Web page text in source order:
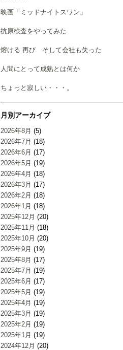
映画「ミッドナイトスワン」
抗原検査をやってみた
熔ける 再び そして会社も失った
人間にとって成熟とは何か
ちょっと寂しい・・・。
月別アーカイブ
2026年8月 (5)
2026年7月 (18)
2026年6月 (17)
2026年5月 (19)
2026年4月 (18)
2026年3月 (17)
2026年2月 (18)
2026年1月 (18)
2025年12月 (20)
2025年11月 (18)
2025年10月 (20)
2025年9月 (19)
2025年8月 (17)
2025年7月 (19)
2025年6月 (17)
2025年5月 (19)
2025年4月 (19)
2025年3月 (19)
2025年2月 (19)
2025年1月 (19)
2024年12月 (20)